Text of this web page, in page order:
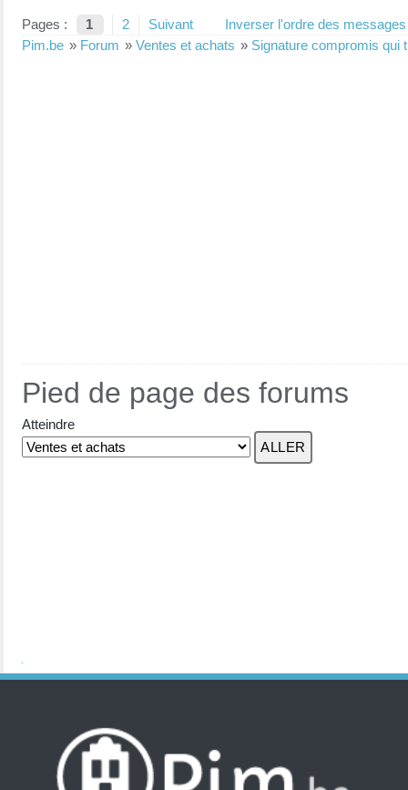
Pages : 1 2 Suivant
Inverser l'ordre des messages
Pim.be » Forum » Ventes et achats » Signature compromis qui
Pied de page des forums
Atteindre